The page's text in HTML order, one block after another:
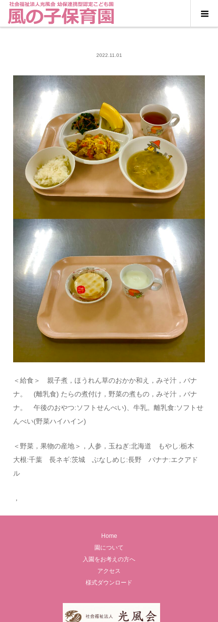
2022.11.01
＜給食＞ 親子煮，ほうれん草のおかか和え，みそ汁，バナ
ナ。 (離乳食) たらの煮付け，野菜の煮もの，みそ汁，バナ
ナ。 午後のおやつ:ソフトせんべい)、牛乳。離乳食:ソフトせ
んべい(野菜ハイハイン)
＜野菜，果物の産地＞，人参，玉ねぎ:北海道 もやし:栃木
大根:千葉 長ネギ:茨城 ぶなしめじ:長野 バナナ:エクアド
ル
，
Home
園について
入園をお考えの方へ
アクセス
様式ダウンロード